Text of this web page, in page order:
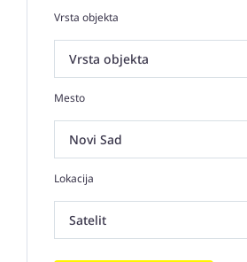
Vrsta objekta
Mesto
Lokacija
Satelit